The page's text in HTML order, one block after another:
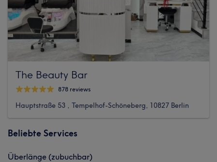
The Beauty Bar
878 reviews
Hauptstraße 53 , Tempelhof-Schöneberg, 10827 Berlin
Beliebte Services
Überlänge (zubuchbar)